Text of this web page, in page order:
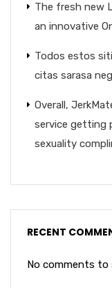
The fresh new
an innovative
Todos estos
citas sarasa
Overall,
service getting
sexuality
RECENT
No comments to